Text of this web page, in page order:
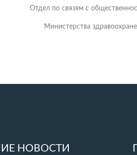
Отдел по связям с
Министерства
НОВОСТИ